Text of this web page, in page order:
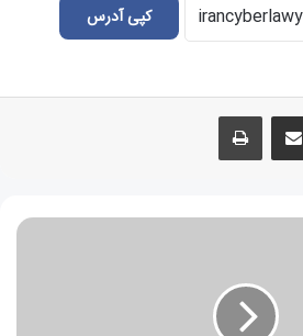
کپی آدرس